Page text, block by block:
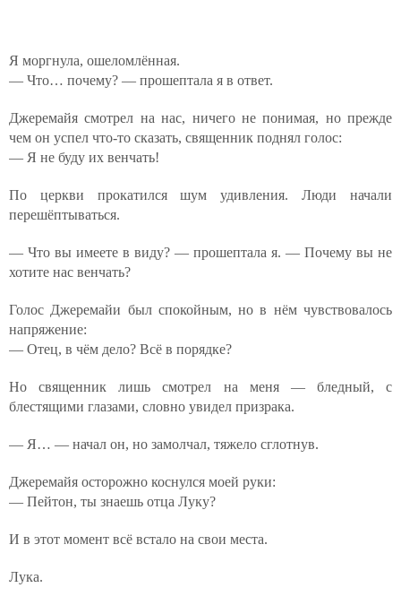
Я моргнула, ошеломлённая.
— Что… почему? — прошептала я в ответ.
Джеремайя смотрел на нас, ничего не понимая, но прежде
чем он успел что-то сказать, священник поднял голос:
— Я не буду их венчать!
По церкви прокатился шум удивления. Люди начали
перешёптываться.
— Что вы имеете в виду? — прошептала я. — Почему вы не
хотите нас венчать?
Голос Джеремайи был спокойным, но в нём чувствовалось
напряжение:
— Отец, в чём дело? Всё в порядке?
Но священник лишь смотрел на меня — бледный, с
блестящими глазами, словно увидел призрака.
— Я… — начал он, но замолчал, тяжело сглотнув.
Джеремайя осторожно коснулся моей руки:
— Пейтон, ты знаешь отца Луку?
И в этот момент всё встало на свои места.
Лука.